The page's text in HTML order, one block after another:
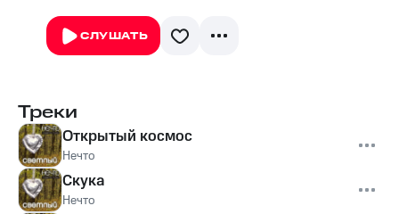
СЛУШАТЬ
Треки
Открытый космос
Нечто
Скука
Нечто